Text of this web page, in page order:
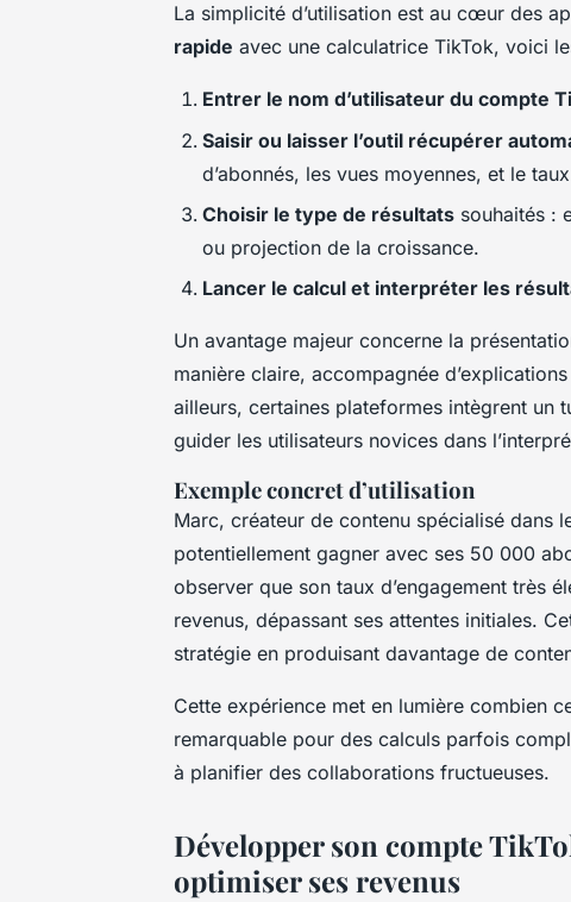
La simplicité d’utilisation est au cœur des
rapide avec une calculatrice TikTok, voici
Entrer le nom d’utilisateur du compte
Saisir ou laisser l’outil récupérer
d’abonnés, les vues moyennes, et le
Choisir le type de résultats souhaités :
ou projection de la croissance.
Lancer le calcul et interpréter les
Un avantage majeur concerne la
manière claire, accompagnée
ailleurs, certaines plateformes intègrent
guider les utilisateurs novices dans
Exemple concret d’utilisation
Marc, créateur de contenu spécialisé dans
potentiellement gagner avec ses 50 000
observer que son taux d’engagement très
revenus, dépassant ses attentes initiales.
stratégie en produisant davantage de
Cette expérience met en lumière combien
remarquable pour des calculs parfois
à planifier des collaborations fructueuses.
Développer son compte
optimiser ses revenus